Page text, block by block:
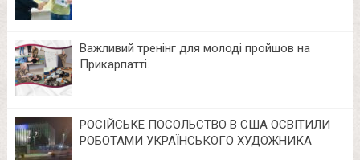
Важливий тренінг для молоді пройшов на
Прикарпатті.
РОСІЙСЬКЕ ПОСОЛЬСТВО В США ОСВІТИЛИ
РОБОТАМИ УКРАЇНСЬКОГО ХУДОЖНИКА